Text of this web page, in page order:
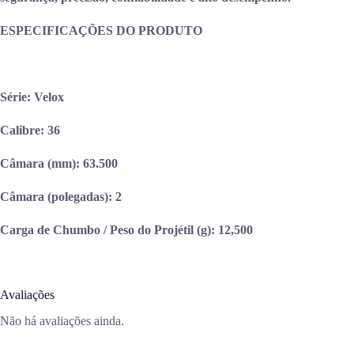
ESPECIFICAÇÕES DO PRODUTO
Série: Velox
Calibre: 36
Câmara (mm): 63.500
Câmara (polegadas): 2
Carga de Chumbo / Peso do Projétil (g): 12,500
Avaliações
Não há avaliações ainda.